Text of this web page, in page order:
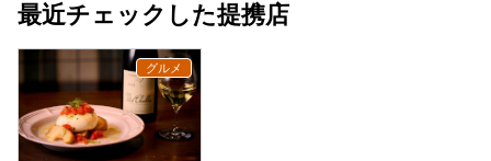
最近チェックした提携店